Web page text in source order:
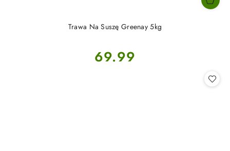
Trawa Na Suszę Greenay 5kg
Cena:
69.99